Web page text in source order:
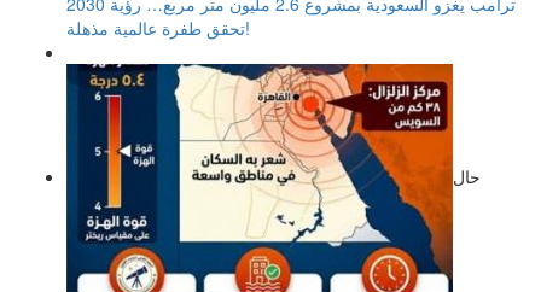
تحقق طفرة عالمية مذهلة!
حال